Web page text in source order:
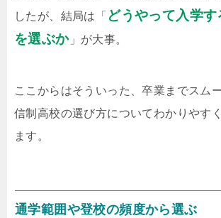
したが、結局は「 どうやって入学
を選ぶか」が大事。
ここからはそういった、卒業までスム
信制高校の選び方についてわかりやす
ます。
通学範囲や登校の頻度から選ぶ